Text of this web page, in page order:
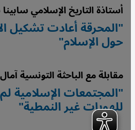
أستاذة التاريخ الإسلامي
"المحرقة أعادت تشكيل
حول الإسلام"
مقابلة مع الباحثة التونسية
"المجتمعات الإسلامية
للهويات غير النمطية"